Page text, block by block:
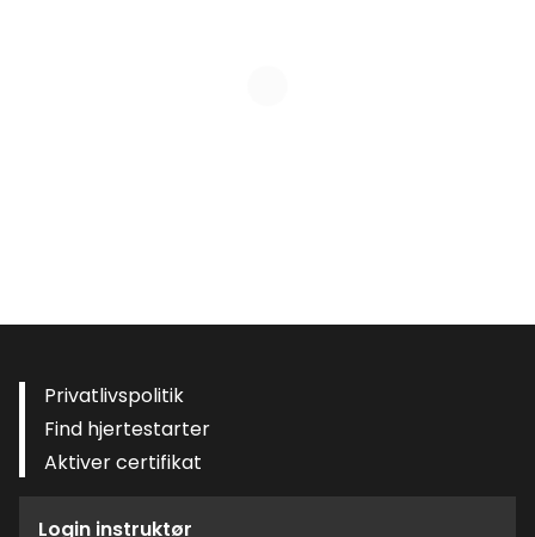
Privatlivspolitik
Find hjertestarter
Aktiver certifikat
Login instruktør